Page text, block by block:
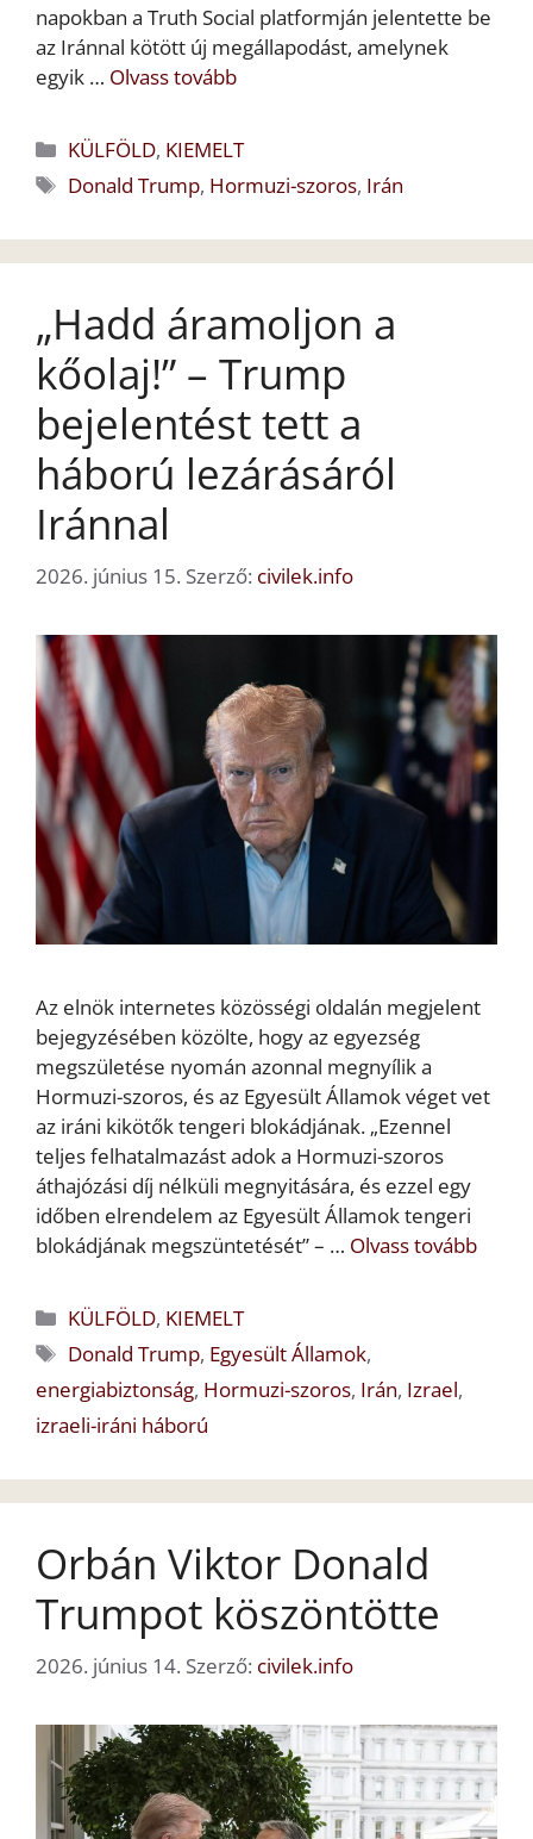
napokban a Truth Social platformján jelentette be
az Iránnal kötött új megállapodást, amelynek
egyik … Olvass tovább
Kategória
KÜLFÖLD, KIEMELT
Címkék
Donald Trump, Hormuzi-szoros, Irán
„Hadd áramoljon a
kőolaj!” – Trump
bejelentést tett a
háború lezárásáról
Iránnal
2026. június 15. Szerző: civilek.info
Az elnök internetes közösségi oldalán megjelent
bejegyzésében közölte, hogy az egyezség
megszületése nyomán azonnal megnyílik a
Hormuzi-szoros, és az Egyesült Államok véget vet
az iráni kikötők tengeri blokádjának. „Ezennel
teljes felhatalmazást adok a Hormuzi-szoros
áthajózási díj nélküli megnyitására, és ezzel egy
időben elrendelem az Egyesült Államok tengeri
blokádjának megszüntetését” – … Olvass tovább
Kategória
KÜLFÖLD, KIEMELT
Címkék
Donald Trump, Egyesült Államok,
energiabiztonság, Hormuzi-szoros, Irán, Izrael,
izraeli-iráni háború
Orbán Viktor Donald
Trumpot köszöntötte
2026. június 14. Szerző: civilek.info